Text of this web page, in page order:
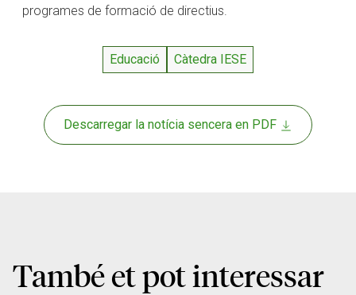
programes de formació de directius.
Educació Càtedra IESE
Descarregar la notícia sencera en PDF
També et pot interessar